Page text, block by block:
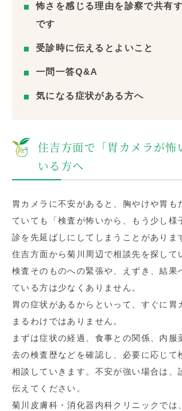
怖さを感じる理由を診察で共有
です
受診時に伝えるとよいこと
一問一答Q&A
気になる症状がある方へ
住吉方面で「胃カメラが怖
いる方へ
胃カメラに不安があると、胸やけや胃も
ていても「検査が怖いから、もう少し様
診を先延ばしにしてしまうことがありま
住吉方面から菊川周辺で相談先を探して
検査そのものへの緊張や、えずき、結果
ている方は少なくありません。
胃の症状があるからといって、すぐに胃
まるわけではありません。
まずは症状の経過、食事との関係、内服
去の検査歴などを確認し、必要に応じて
相談していきます。不安が強い場合は、
伝えてください。
菊川皮膚科・消化器内科クリニックでは